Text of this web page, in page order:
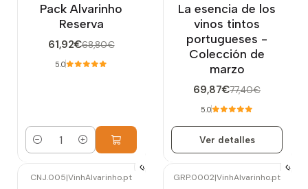
Pack Alvarinho
Reserva
61,92€68,80€
5.0
Cantidad
No disponible
La esencia de los
vinos tintos
portugueses -
Colección de
marzo
69,87€77,40€
5.0
Ver detalles
CNJ.005|VinhAlvarinho.pt GRP.0002|VinhAlvarinho.pt